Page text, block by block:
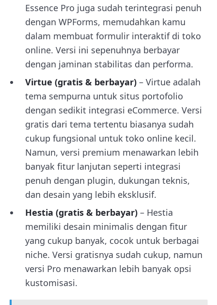
Essence Pro juga sudah terintegrasi penuh
dengan WPForms, memudahkan kamu
dalam membuat formulir interaktif di toko
online. Versi ini sepenuhnya berbayar
dengan jaminan stabilitas dan performa.
Virtue (gratis & berbayar) – Virtue adalah
tema sempurna untuk situs portofolio
dengan sedikit integrasi eCommerce. Versi
gratis dari tema tertentu biasanya sudah
cukup fungsional untuk toko online kecil.
Namun, versi premium menawarkan lebih
banyak fitur lanjutan seperti integrasi
penuh dengan plugin, dukungan teknis,
dan desain yang lebih eksklusif.
Hestia (gratis & berbayar) – Hestia
memiliki desain minimalis dengan fitur
yang cukup banyak, cocok untuk berbagai
niche. Versi gratisnya sudah cukup, namun
versi Pro menawarkan lebih banyak opsi
kustomisasi.